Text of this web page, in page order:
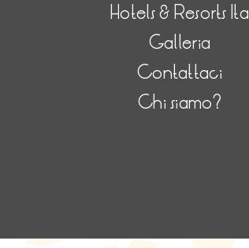
Hotels & Resorts Ita
Galleria
Contattaci
Chi siamo?